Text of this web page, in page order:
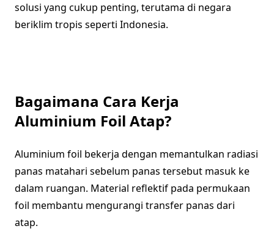
solusi yang cukup penting, terutama di negara
beriklim tropis seperti Indonesia.
Bagaimana Cara Kerja
Aluminium Foil Atap?
Aluminium foil bekerja dengan memantulkan radiasi
panas matahari sebelum panas tersebut masuk ke
dalam ruangan. Material reflektif pada permukaan
foil membantu mengurangi transfer panas dari
atap.